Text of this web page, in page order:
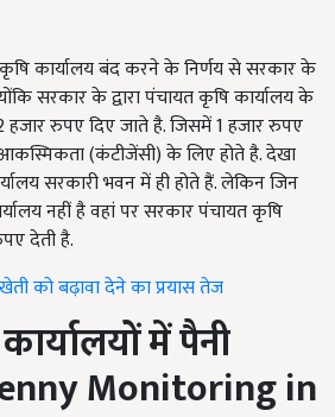
कार्यालय बंद करने के निर्णय से सरकार के
सरकार के द्वारा पंचायत कृषि कार्यालय के
रुपए दिए जाते है. जिसमें 1 हजार रुपए
(कंटीजेंसी) के लिए होते है. देखा
सरकारी भवन में ही होते हैं. लेकिन जिन
नहीं है वहां पर सरकार पंचायत कृषि
देती है.
को बढ़ावा देने का प्रयास तेज
में पैनी
Monitoring in